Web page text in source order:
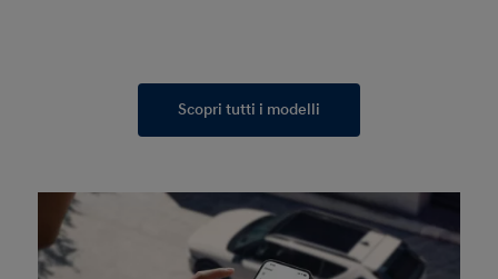
Scopri tutti i modelli